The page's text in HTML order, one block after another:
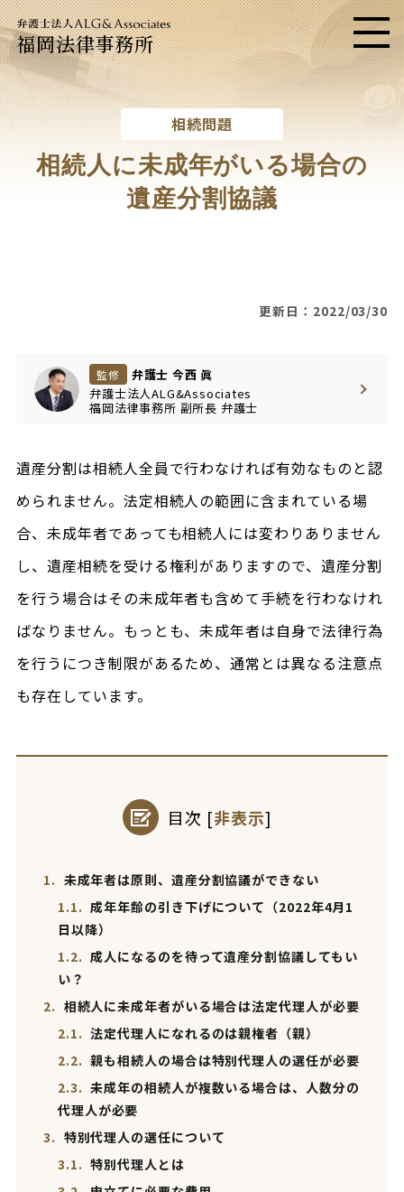
福岡法律事務所 メニ
相続問題
相続人に未成年がいる場合の
遺産分割協議
更新日：2022/03/30
監修
弁護士 今西 眞
弁護士法人ALG&Associates
福岡法律事務所 副所長 弁護士
遺産分割は相続人全員で行わなければ有効なものと認
められません。法定相続人の範囲に含まれている場
合、未成年者であっても相続人には変わりありません
し、遺産相続を受ける権利がありますので、遺産分割
を行う場合はその未成年者も含めて手続を行わなけれ
ばなりません。もっとも、未成年者は自身で法律行為
を行うにつき制限があるため、通常とは異なる注意点
も存在しています。
目次 [非表示]
1. 未成年者は原則、遺産分割協議ができない
1.1. 成年年齢の引き下げについて（2022年4月1
日以降）
1.2. 成人になるのを待って遺産分割協議してもい
い？
2. 相続人に未成年者がいる場合は法定代理人が必要
2.1. 法定代理人になれるのは親権者（親）
2.2. 親も相続人の場合は特別代理人の選任が必要
2.3. 未成年の相続人が複数いる場合は、人数分の
代理人が必要
3. 特別代理人の選任について
3.1. 特別代理人とは